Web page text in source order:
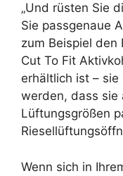
„Und rüsten Sie
Sie passgenaue
zum Beispiel den
Cut To Fit
erhältlich ist –
werden, dass sie
Lüftungsgrößen
Wenn sich in